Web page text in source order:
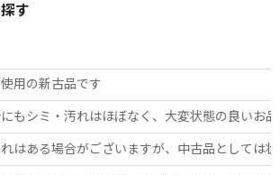
用の新古品です
もシミ・汚れはほぼなく、大変状態の良いお
はある場合がございますが、中古品としては